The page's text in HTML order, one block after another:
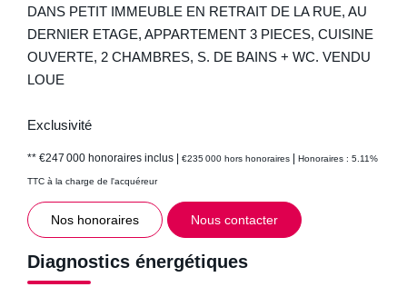
DANS PETIT IMMEUBLE EN RETRAIT DE LA RUE, AU
DERNIER ETAGE, APPARTEMENT 3 PIECES, CUISINE
OUVERTE, 2 CHAMBRES, S. DE BAINS + WC. VENDU
LOUE
Exclusivité
** €247 000 honoraires inclus | €235 000 hors honoraires | Honoraires : 5.11%
TTC à la charge de l'acquéreur
Nos honoraires Nous contacter
Diagnostics énergétiques